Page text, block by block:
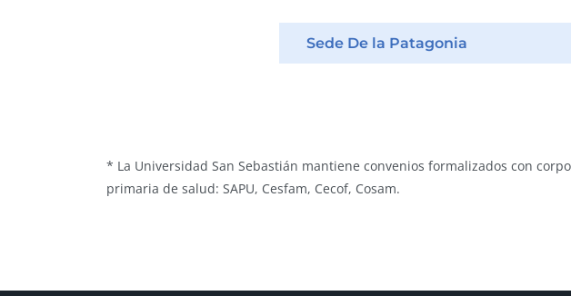
Sede De la Patagonia
* La Universidad San Sebastián mantiene convenios formalizados con
primaria de salud: SAPU, Cesfam, Cecof, Cosam.